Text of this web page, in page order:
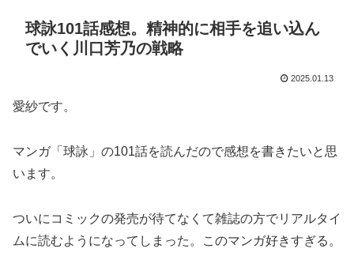
球詠101話感想。精神的に相手を追い込ん
でいく川口芳乃の戦略
2025.01.13
愛紗です。
マンガ「球詠」の101話を読んだので感想を書きたいと思
います。
ついにコミックの発売が待てなくて雑誌の方でリアルタイ
ムに読むようになってしまった。このマンガ好きすぎる。